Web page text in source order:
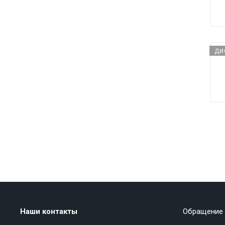
Наши контакты Обращение